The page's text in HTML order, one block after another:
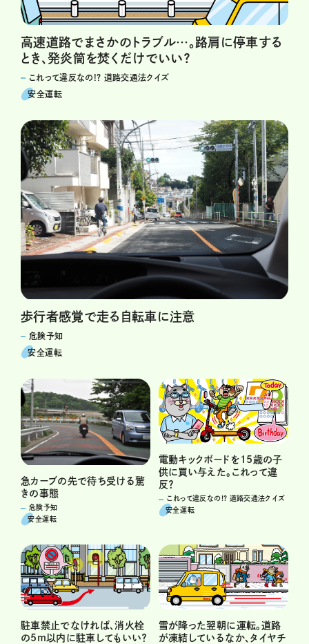
高速道路でまさかのトラブル…。路肩に停車する
とき、発炎筒を焚くだけでいい？
これって違反なの!? 道路交通法クイズ
安全運転
歩行者感覚で走る自転車に注意
危険予知
安全運転
急カーブの先で待ち受ける驚
きの事態
危険予知
安全運転
電動キックボードを15歳の子
供に買い与えた。これって違
反？
これって違反なの!? 道路交通法クイズ
安全運転
駐車禁止でなければ、消火栓
の5m以内に駐車してもいい？
雪が降った翌朝に運転。道路
が凍結しているなか、タイヤチ